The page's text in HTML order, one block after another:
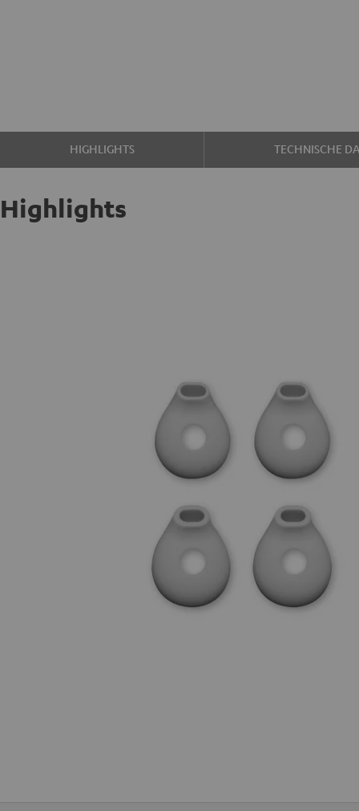
HIGHLIGHTS TECHNISCHE
Highlights